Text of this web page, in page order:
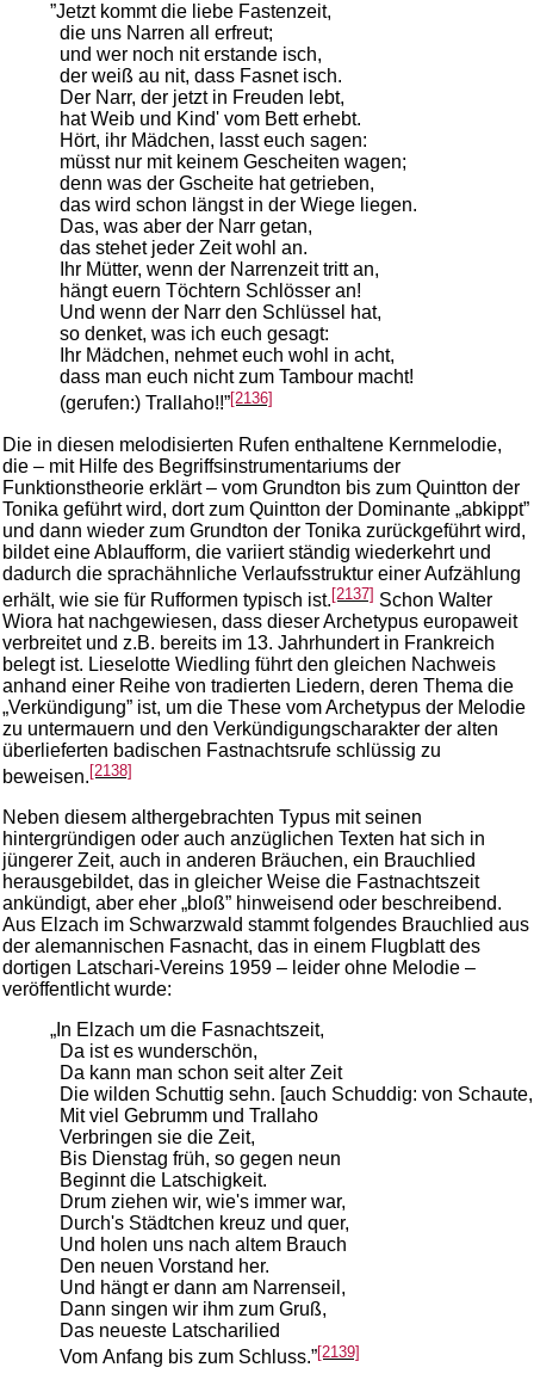
”Jetzt kommt die liebe Fastenzeit,
die uns Narren all erfreut;
und wer noch nit erstande isch,
der weiß au nit, dass Fasnet isch.
Der Narr, der jetzt in Freuden lebt,
hat Weib und Kind' vom Bett erhebt.
Hört, ihr Mädchen, lasst euch sagen:
müsst nur mit keinem Gescheiten wagen;
denn was der Gscheite hat getrieben,
das wird schon längst in der Wiege liegen.
Das, was aber der Narr getan,
das stehet jeder Zeit wohl an.
Ihr Mütter, wenn der Narrenzeit tritt an,
hängt euern Töchtern Schlösser an!
Und wenn der Narr den Schlüssel hat,
so denket, was ich euch gesagt:
Ihr Mädchen, nehmet euch wohl in acht,
dass man euch nicht zum Tambour macht!
(gerufen:) Trallaho!!”[2136]
Die in diesen melodisierten Rufen enthaltene Kernmelodie,
die – mit Hilfe des Begriffsinstrumentariums der
Funktionstheorie erklärt – vom Grundton bis zum Quintton der
Tonika geführt wird, dort zum Quintton der Dominante „abkippt”
und dann wieder zum Grundton der Tonika zurückgeführt wird,
bildet eine Ablaufform, die variiert ständig wiederkehrt und
dadurch die sprachähnliche Verlaufsstruktur einer Aufzählung
erhält, wie sie für Rufformen typisch ist. [2137] Schon Walter
Wiora hat nachgewiesen, dass dieser Archetypus europaweit
verbreitet und z.B. bereits im 13. Jahrhundert in Frankreich
belegt ist. Lieselotte Wiedling führt den gleichen Nachweis
anhand einer Reihe von tradierten Liedern, deren Thema die
„Verkündigung” ist, um die These vom Archetypus der Melodie
zu untermauern und den Verkündigungscharakter der alten
überlieferten badischen Fastnachtsrufe schlüssig zu
beweisen. [2138]
Neben diesem althergebrachten Typus mit seinen
hintergründigen oder auch anzüglichen Texten hat sich in
jüngerer Zeit, auch in anderen Bräuchen, ein Brauchlied
herausgebildet, das in gleicher Weise die Fastnachtszeit
ankündigt, aber eher „bloß” hinweisend oder beschreibend.
Aus Elzach im Schwarzwald stammt folgendes Brauchlied aus
der alemannischen Fasnacht, das in einem Flugblatt des
dortigen Latschari-Vereins 1959 – leider ohne Melodie –
veröffentlicht wurde:
„In Elzach um die Fasnachtszeit,
Da ist es wunderschön,
Da kann man schon seit alter Zeit
Die wilden Schuttig sehn. [auch Schuddig: von
Mit viel Gebrumm und Trallaho
Verbringen sie die Zeit,
Bis Dienstag früh, so gegen neun
Beginnt die Latschigkeit.
Drum ziehen wir, wie's immer war,
Durch's Städtchen kreuz und quer,
Und holen uns nach altem Brauch
Den neuen Vorstand her.
Und hängt er dann am Narrenseil,
Dann singen wir ihm zum Gruß,
Das neueste Latscharilied
Vom Anfang bis zum Schluss.”[2139]